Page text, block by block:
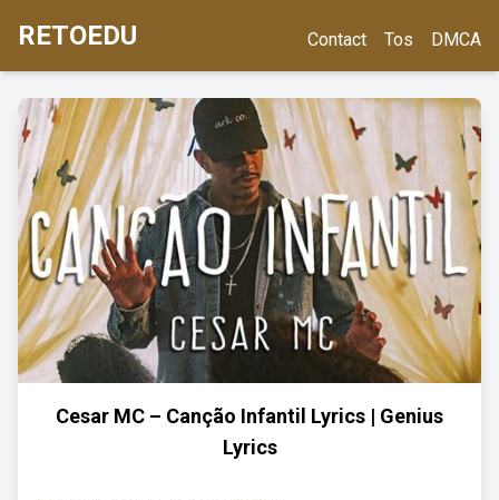
RETOEDU Contact Tos DMCA
Cesar MC – Canção Infantil Lyrics | Genius
Lyrics